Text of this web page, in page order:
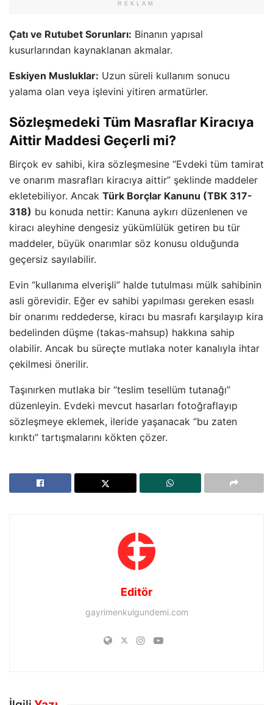
REKLAM
Çatı ve Rutubet Sorunları: Binanın yapısal
kusurlarından kaynaklanan akmalar.
Eskiyen Musluklar: Uzun süreli kullanım sonucu
yalama olan veya işlevini yitiren armatürler.
Sözleşmedeki Tüm Masraflar Kiracıya
Aittir Maddesi Geçerli mi?
Birçok ev sahibi, kira sözleşmesine “Evdeki tüm tamirat
ve onarım masrafları kiracıya aittir” şeklinde maddeler
ekletebiliyor. Ancak Türk Borçlar Kanunu (TBK 317-
318) bu konuda nettir: Kanuna aykırı düzenlenen ve
kiracı aleyhine dengesiz yükümlülük getiren bu tür
maddeler, büyük onarımlar söz konusu olduğunda
geçersiz sayılabilir.
Evin “kullanıma elverişli” halde tutulması mülk sahibinin
asli görevidir. Eğer ev sahibi yapılması gereken esaslı
bir onarımı reddederse, kiracı bu masrafı karşılayıp kira
bedelinden düşme (takas-mahsup) hakkına sahip
olabilir. Ancak bu süreçte mutlaka noter kanalıyla ihtar
çekilmesi önerilir.
Taşınırken mutlaka bir “teslim tesellüm tutanağı”
düzenleyin. Evdeki mevcut hasarları fotoğraflayıp
sözleşmeye eklemek, ileride yaşanacak “bu zaten
kırıktı” tartışmalarını kökten çözer.
Editör
gayrimenkulgundemi.com